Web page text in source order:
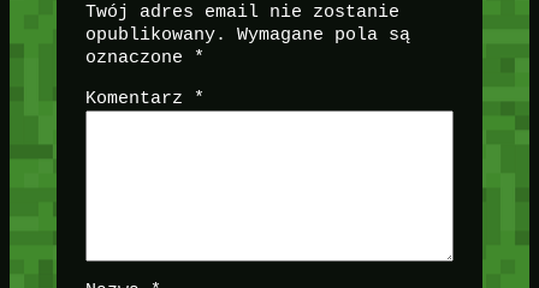
Twój adres email nie zostanie
opublikowany.
Wymagane pola są
oznaczone
*
Komentarz *